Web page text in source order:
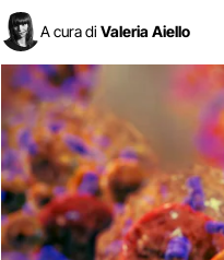
A cura di Valeria Aiello